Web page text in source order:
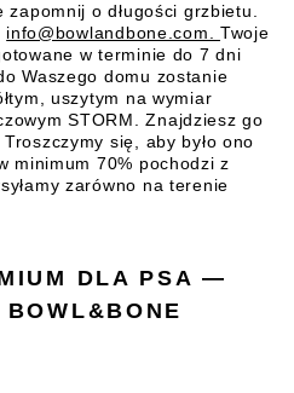
o długości grzbietu.
info@bowlandbone.com.Twoje
w terminie do 7 dni
Waszego domu zostanie
uszytym na wymiar
STORM. Znajdziesz go
się, aby było ono
minimum 70% pochodzi z
zarówno na terenie
DLA PSA —